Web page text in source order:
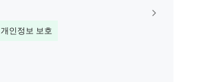
개인정보 보호